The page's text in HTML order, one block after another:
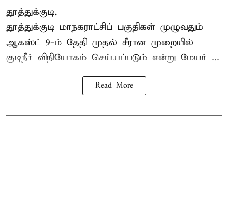
தூத்துக்குடி,
தூத்துக்குடி மாநகராட்சிப் பகுதிகள் முழுவதும்
ஆகஸ்ட் 9-ம் தேதி முதல் சீரான முறையில்
குடிநீர் விநியோகம் செய்யப்படும் என்று மேயர் ...
Read More